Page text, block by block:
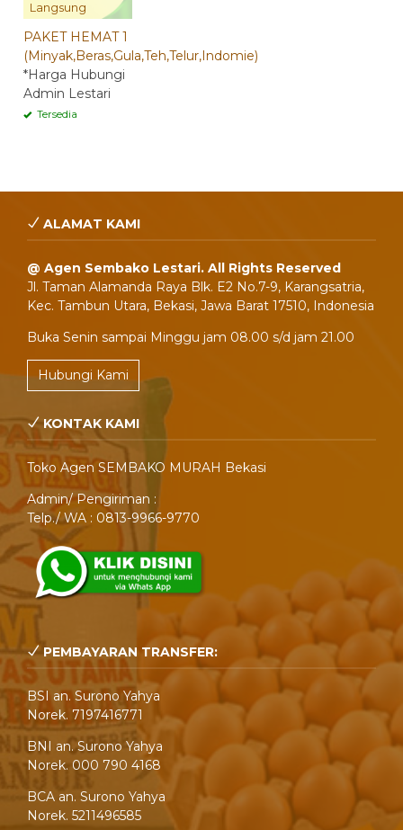
Langsung
PAKET HEMAT 1
(Minyak,Beras,Gula,Teh,Telur,Indomie)
*Harga Hubungi
Admin Lestari
Tersedia
ALAMAT KAMI
@ Agen Sembako Lestari. All Rights Reserved
Jl. Taman Alamanda Raya Blk. E2 No.7-9, Karangsatria,
Kec. Tambun Utara, Bekasi, Jawa Barat 17510, Indonesia
Buka Senin sampai Minggu jam 08.00 s/d jam 21.00
Hubungi Kami
KONTAK KAMI
Toko Agen SEMBAKO MURAH Bekasi
Admin/ Pengiriman :
Telp./ WA : 0813-9966-9770
PEMBAYARAN TRANSFER:
BSI an. Surono Yahya
Norek. 7197416771
BNI an. Surono Yahya
Norek. 000 790 4168
BCA an. Surono Yahya
Norek. 5211496585